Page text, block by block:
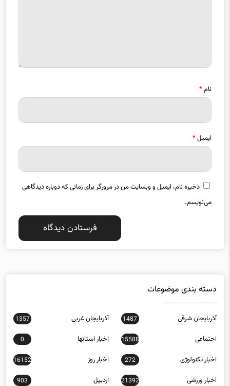
نام*
ایمیل*
ذخیره نام، ایمیل و وبسایت من در مرورگر برای زمانی که دوباره دیدگاهی
می‌نویسم.
دسته بندی موضوعات
آذربایجان شرقی 1487 آذربایجان غربی 1357
اجتماعی 15588 اخبار استانها 0
اخبار تکنولوژی 272 اخبار روز 16152
اخبار ورزشی 21392 اردبیل 903